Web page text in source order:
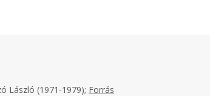
László (1971-1979); Forrás